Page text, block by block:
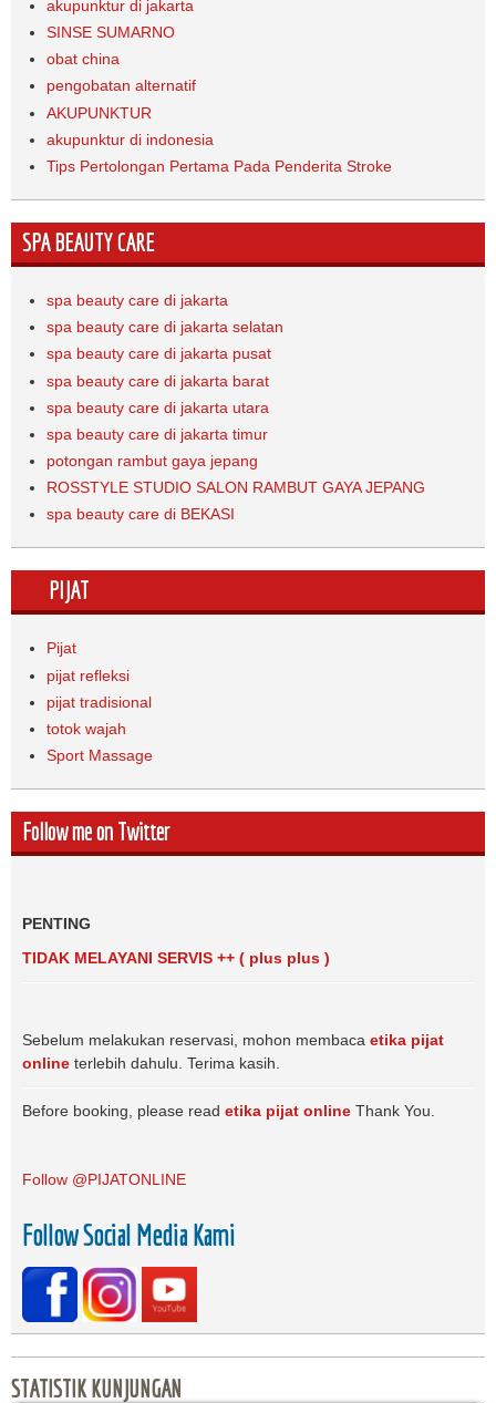
akupunktur di jakarta
SINSE SUMARNO
obat china
pengobatan alternatif
AKUPUNKTUR
akupunktur di indonesia
Tips Pertolongan Pertama Pada Penderita Stroke
SPA BEAUTY CARE
spa beauty care di jakarta
spa beauty care di jakarta selatan
spa beauty care di jakarta pusat
spa beauty care di jakarta barat
spa beauty care di jakarta utara
spa beauty care di jakarta timur
potongan rambut gaya jepang
ROSSTYLE STUDIO SALON RAMBUT GAYA JEPANG
spa beauty care di BEKASI
PIJAT
Pijat
pijat refleksi
pijat tradisional
totok wajah
Sport Massage
Follow me on Twitter
PENTING
TIDAK MELAYANI SERVIS ++ ( plus plus )
Sebelum melakukan reservasi, mohon membaca etika pijat
online terlebih dahulu. Terima kasih.
Before booking, please read etika pijat online Thank You.
Follow @PIJATONLINE
Follow Social Media Kami
STATISTIK KUNJUNGAN